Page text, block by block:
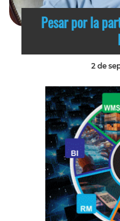
Pesar por la
2 de